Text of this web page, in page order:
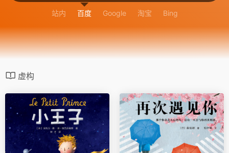
站内 百度 Google 淘宝 Bing
虚构